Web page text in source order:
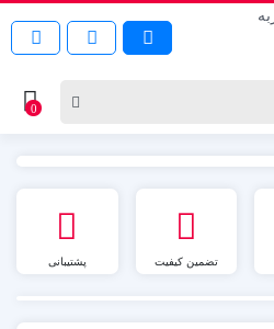
0
تضمین کیفیت پشتیبانی